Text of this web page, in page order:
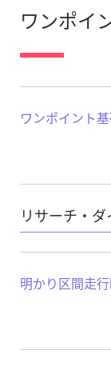
ワンポイ
ワンポイント
リサーチ・
明かり区間走